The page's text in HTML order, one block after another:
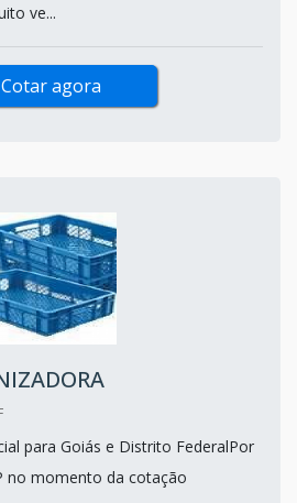
ve...
Cotar agora
para Goiás e Distrito FederalPor
no momento da cotação